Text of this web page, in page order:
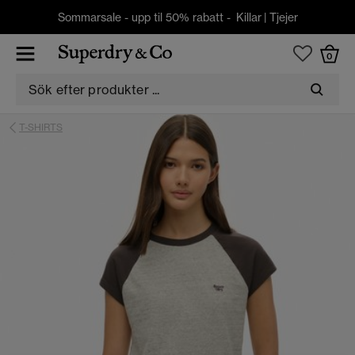
Sommarsale - upp til 50% rabatt - Killar| Tjejer
0
T-SHIRTS